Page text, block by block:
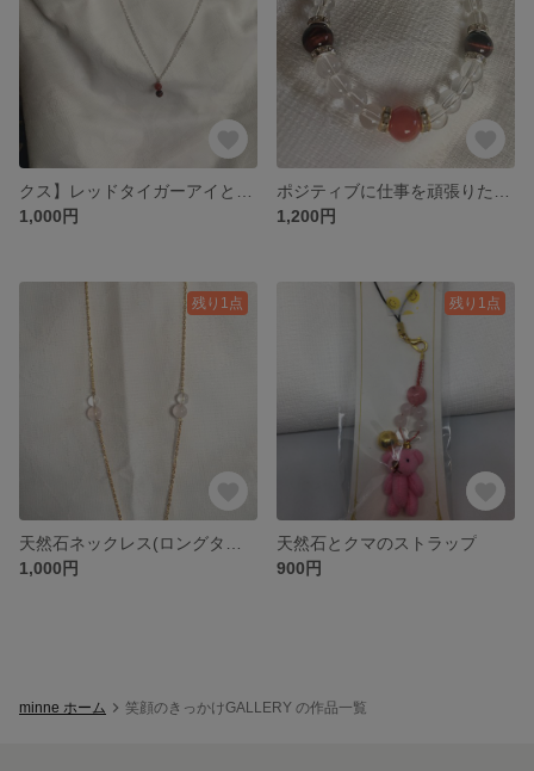
1,000円
1,200円
残り1点
1,000円
残り1点
天然石とクマのストラップ
900円
minne ホーム 笑顔のきっかけGALLERY の作品一覧